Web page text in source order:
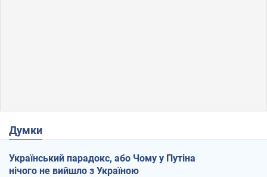
Думки
Український парадокс, або Чому у Путіна
нічого не вийшло з Україною